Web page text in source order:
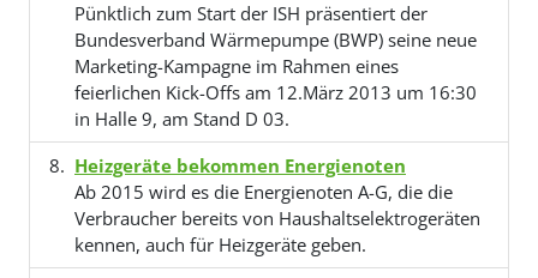
Pünktlich zum Start der ISH präsentiert der
Bundesverband Wärmepumpe (BWP) seine neue
Marketing-Kampagne im Rahmen eines
feierlichen Kick-Offs am 12.März 2013 um 16:30
in Halle 9, am Stand D 03.
Heizgeräte bekommen Energienoten
Ab 2015 wird es die Energienoten A-G, die die
Verbraucher bereits von Haushaltselektrogeräten
kennen, auch für Heizgeräte geben.